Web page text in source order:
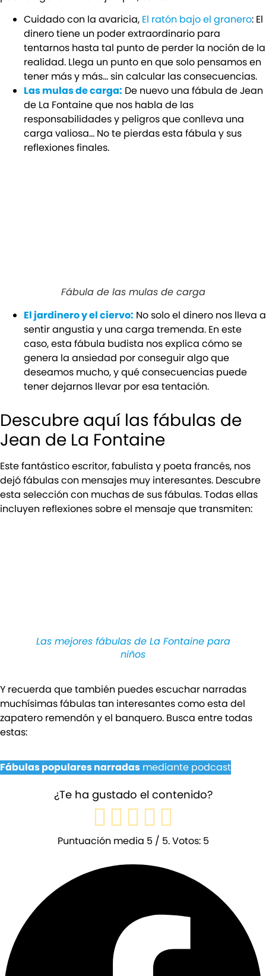
Cuidado con la avaricia, El ratón bajo el granero: El
dinero tiene un poder extraordinario para
tentarnos hasta tal punto de perder la noción de la
realidad. Llega un punto en que solo pensamos en
tener más y más… sin calcular las consecuencias.
Las mulas de carga: De nuevo una fábula de Jean
de La Fontaine que nos habla de las
responsabilidades y peligros que conlleva una
carga valiosa… No te pierdas esta fábula y sus
reflexiones finales.
Fábula de las mulas de carga
El jardinero y el ciervo: No solo el dinero nos lleva a
sentir angustia y una carga tremenda. En este
caso, esta fábula budista nos explica cómo se
genera la ansiedad por conseguir algo que
deseamos mucho, y qué consecuencias puede
tener dejarnos llevar por esa tentación.
Descubre aquí las fábulas de
Jean de La Fontaine
Este fantástico escritor, fabulista y poeta francés, nos
dejó fábulas con mensajes muy interesantes. Descubre
esta selección con muchas de sus fábulas. Todas ellas
incluyen reflexiones sobre el mensaje que transmiten:
Las mejores fábulas de La Fontaine para
niños
Y recuerda que también puedes escuchar narradas
muchísimas fábulas tan interesantes como esta del
zapatero remendón y el banquero. Busca entre todas
estas:
Fábulas populares narradas mediante podcast
¿Te ha gustado el contenido?
Puntuación media 5 / 5. Votos: 5